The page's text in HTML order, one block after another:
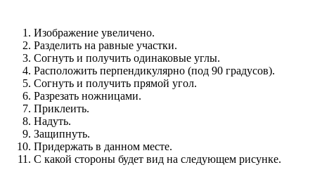
Изображение увеличено.
Разделить на равные участки.
Согнуть и получить одинаковые углы.
Расположить перпендикулярно (под 90 градусов).
Согнуть и получить прямой угол.
Разрезать ножницами.
Приклеить.
Надуть.
Защипнуть.
Придержать в данном месте.
С какой стороны будет вид на следующем рисунке.